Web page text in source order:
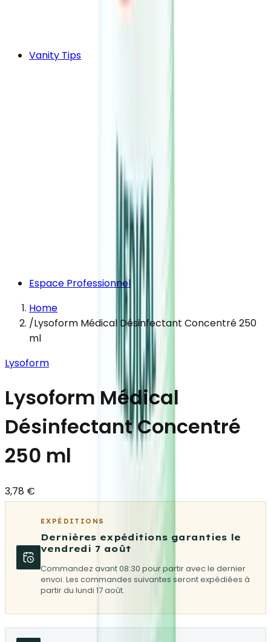
Vanity Tips
Espace Professionnel
Home
/Lysoform Médical Désinfectant Concentré 250
ml
Lysoform
Lysoform Médical
Désinfectant Concentré
250 ml
3,78 €
EXPÉDITIONS
Dernières expéditions garanties le
vendredi 7 août
Commandez avant 08:30 pour partir avec le dernier
envoi. Les commandes suivantes seront expédiées à
partir du lundi 17 août.